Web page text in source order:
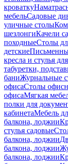
кроватку
мебельСадовые
уличные столы
шезлонгиКачели
походныеСтолы
детские
кресла и стулья
табуретки,
баниЖурнальные
офисаСтолы
офисаМягкая
полки для
кабинетаМебель
балкона, лоджии
стулья садовые
балкона, лоджии
балкона, лоджии
балкона, лоджии